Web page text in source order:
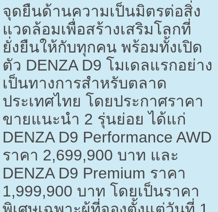
จุดยืนด้านความเป็นมิตรต่อสิ่ง
แวดล้อมเพื่อสร้างเสริมโลกที่
ยั่งยืนให้กับทุกคน พร้อมทั้งเปิด
ตัว DENZA D9 โมเดลแรกอย่าง
เป็นทางการสำหรับตลาด
ประเทศไทย โดยประกาศราคา
ขายแนะนำ 2 รุ่นย่อย ได้แก่
DENZA D9 Performance AWD
ราคา 2,699,900 บาท และ
DENZA D9 Premium ราคา
1,999,900 บาท โดยเป็นราคา